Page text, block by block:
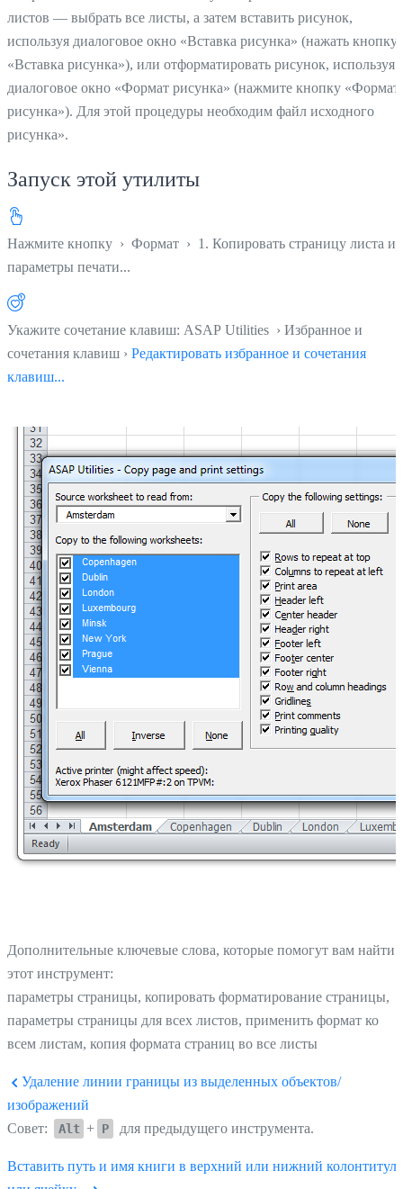
листов — выбрать все листы, а затем вставить рисунок,
используя диалоговое окно «Вставка рисунка» (нажать кнопку
«Вставка рисунка»), или отформатировать рисунок, используя
диалоговое окно «Формат рисунка» (нажмите кнопку «Формат
рисунка»). Для этой процедуры необходим файл исходного
рисунка».
Запуск этой утилиты
Нажмите кнопку › Формат › 1. Копировать страницу листа и
параметры печати...
Укажите сочетание клавиш: ASAP Utilities › Избранное и
сочетания клавиш › Редактировать избранное и сочетания
клавиш...
Дополнительные ключевые слова, которые помогут вам найти
этот инструмент:
параметры страницы, копировать форматирование страницы,
параметры страницы для всех листов, применить формат ко
всем листам, копия формата страниц во все листы
Удаление линии границы из выделенных объектов/
изображений
Совет:
Alt + P для предыдущего инструмента.
Вставить путь и имя книги в верхний или нижний колонтитул